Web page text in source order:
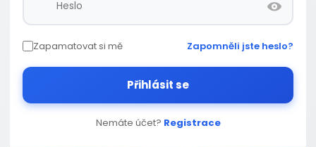
Zapamatovat si mě Zapomněli jste heslo?
Přihlásit se
Nemáte účet? Registrace